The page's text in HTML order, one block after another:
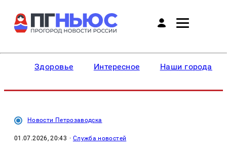
Здоровье Интересное Наши города
Новости Петрозаводска
01.07.2026, 20:43 · Служба новостей